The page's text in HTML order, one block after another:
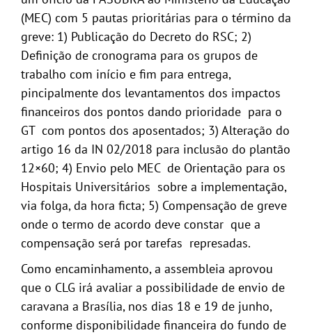
(MEC) com 5 pautas prioritárias para o término da
greve: 1) Publicação do Decreto do RSC; 2)
Definição de cronograma para os grupos de
trabalho com início e fim para entrega,
pincipalmente dos levantamentos dos impactos
financeiros dos pontos dando prioridade para o
GT com pontos dos aposentados; 3) Alteração do
artigo 16 da IN 02/2018 para inclusão do plantão
12×60; 4) Envio pelo MEC de Orientação para os
Hospitais Universitários sobre a implementação,
via folga, da hora ficta; 5) Compensação de greve
onde o termo de acordo deve constar que a
compensação será por tarefas represadas.
Como encaminhamento, a assembleia aprovou
que o CLG irá avaliar a possibilidade de envio de
caravana a Brasília, nos dias 18 e 19 de junho,
conforme disponibilidade financeira do fundo de